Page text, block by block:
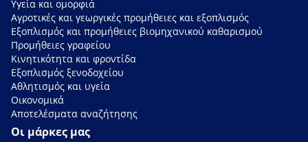
Υγεία και ομορφιά
Αγροτικές και γεωργικές προμήθειες και εξοπλισμός
Εξοπλισμός και προμήθειες βιομηχανικού καθαρισμού
Προμήθειες γραφείου
Κινητικότητα και φροντίδα
Εξοπλισμός ξενοδοχείου
Αθλητισμός και υγεία
Οικονομικά
Αποτελέσματα αναζήτησης
Οι μάρκες μας